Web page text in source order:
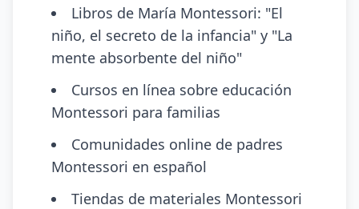
Libros de María Montessori: "El
niño, el secreto de la infancia" y "La
mente absorbente del niño"
Cursos en línea sobre educación
Montessori para familias
Comunidades online de padres
Montessori en español
Tiendas de materiales Montessori